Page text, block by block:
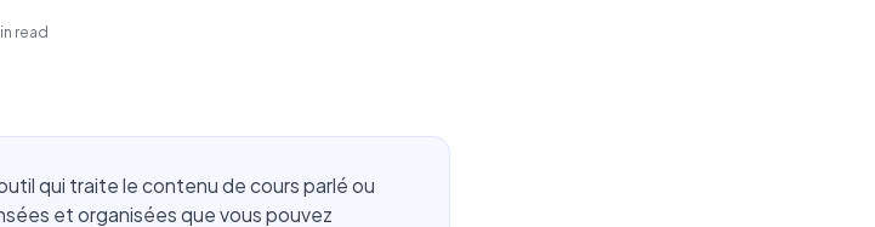
read
qui traite le contenu de cours parlé ou
et organisées que vous pouvez